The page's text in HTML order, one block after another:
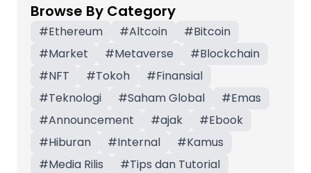
Browse By Category
#Ethereum #Altcoin #Bitcoin
#Market #Metaverse #Blockchain
#NFT #Tokoh #Finansial
#Teknologi #Saham Global #Emas
#Announcement #ajak #Ebook
#Hiburan #Internal #Kamus
#Media Rilis #Tips dan Tutorial